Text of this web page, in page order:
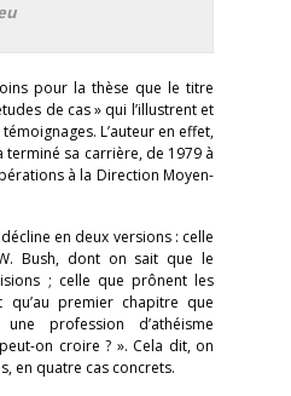
pour la thèse que le titre
de cas » qui l’illustrent et
L’auteur en effet,
terminé sa carrière, de 1979 à
à la Direction Moyen-
en deux versions : celle
Bush, dont on sait que le
; celle que prônent les
qu’au premier chapitre que
profession d’athéisme
on croire ? ». Cela dit, on
en quatre cas concrets.